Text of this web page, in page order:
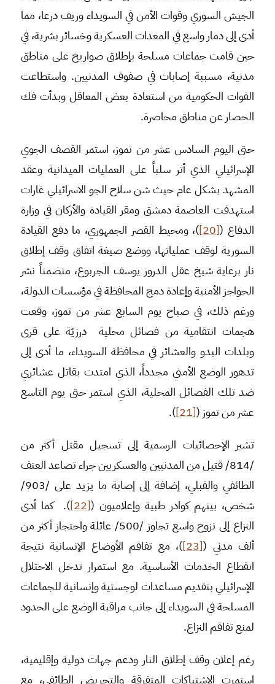
الجيش السوري وقوات الأمن في السويداء وريف درعا، مما
أدى إلى دمار واسع في المعدات العسكرية وخسائر بشرية، في
حين قامت جماعات مسلحة بإطلاق صواريخ على مناطق
مدنية، مسببة إصابات في صفوف المدنيين. واستطاعت
القوات الحكومية من استعادة بعض المعاقل وبدأت فك
الحصار عن مناطق محاصرة.
حتى اليوم السادس عشر من تموز، استمر القصف الجوي
الإسرائيلي الذي أثر سلباً على العمليات الميدانية وعقد
المشهد بشكل عام حيث شن سلاح الجو الاسرائيلي غارات
استهدفت العاصمة دمشق ومقر القيادة والأركان في وزارة
الدفاع ([20]
)، ومحيط القصر الجمهوري، ما دفع القيادة
السورية لوقف عملياتها، ووضع صيغة اتفاق وقف إطلاق
نار برعاية شيخ عقل الدروز يوسف الجربوع، متضمناً نشر
الحواجز الأمنية وإعادة دمج المحافظة في مؤسسات الدولة،
ورغم ذلك، في صباح يوم السابع عشر من تموز، وقعت
هجمات انتقامية من فصائل محلية درزيّة على قرى
وبلدات البدو والعشائر في محافظة السويداء، ما أدى إلى
تدهور الوضع الأمني مجدداً، الذي امتدت بقاتل عشائري
ضد تلك الفصائل المحلية، الذي استمر حتى يوم التاسع
عشر من تموز ([21]
).
تشير الإحصائيات الرسمية إلى تسجيل مقتل أكثر من
/814/ قتيل من المدنيين والعسكريين جراء تصاعد العنف
الطائفي والقبلي، إضافة إلى إصابة ما يزيد على /903/
شخص، بينهم كوادر طبية وإعلاميون ([22]
). كما أدى
النزاع إلى نزوح واسع تجاوز /500/ عائلة واحتجاز أكثر من
ألف مدني ([23]
)، مع تفاقم الأوضاع الإنسانية نتيجة
انقطاع الخدمات الأساسية. مع استمرار تدخل الاحتلال
الإسرائيلي بتقديم مساعدات لوجستية وإنسانية للجماعات
المسلحة في السويداء إلى جانب مراقبة الوضع على الحدود
لمنع تفاقم النزاع.
رغم إعلان وقف إطلاق النار ودعم جهات دولية وإقليمية،
استمرت الاشتباكات المتفرقة والتحريض الطائفي، مع